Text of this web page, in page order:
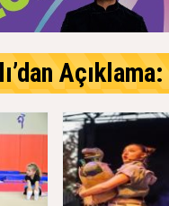
Bin Üyemizin